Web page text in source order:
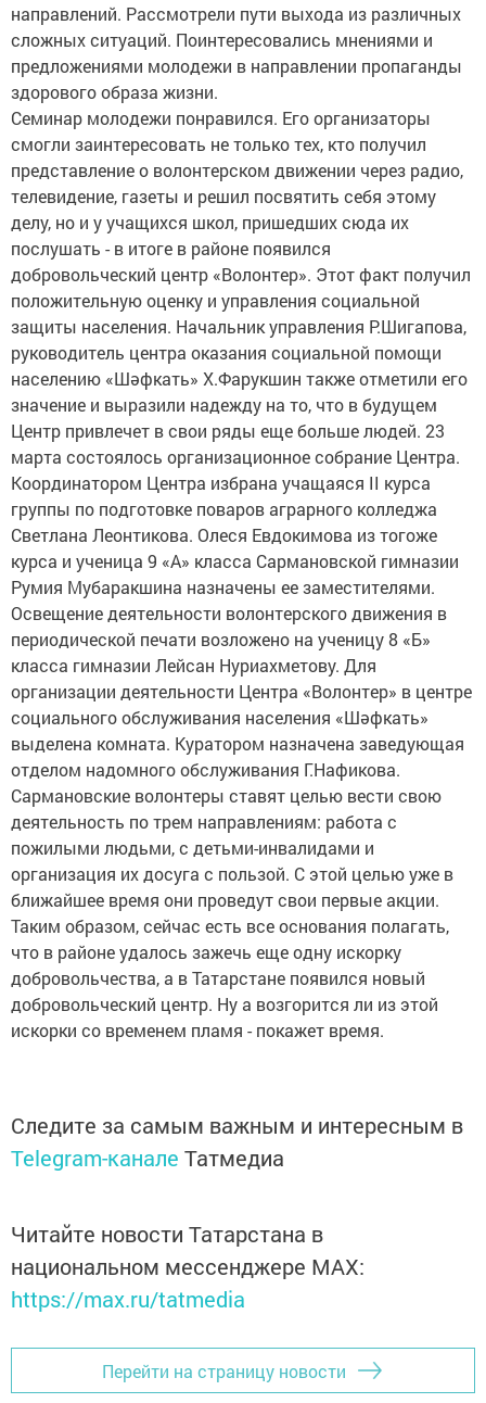
направлений. Рассмотрели пути выхода из различных
сложных ситуаций. Поинтересовались мнениями и
предложениями молодежи в направлении пропаганды
здорового образа жизни.
Семинар молодежи понравился. Его организаторы
смогли заинтересовать не только тех, кто получил
представление о волонтерском движении через радио,
телевидение, газеты и решил посвятить себя этому
делу, но и у учащихся школ, пришедших сюда их
послушать - в итоге в районе появился
добровольческий центр «Волонтер». Этот факт получил
положительную оценку и управления социальной
защиты населения. Начальник управления Р.Шигапова,
руководитель центра оказания социальной помощи
населению «Шәфкать» Х.Фарукшин также отметили его
значение и выразили надежду на то, что в будущем
Центр привлечет в свои ряды еще больше людей. 23
марта состоялось организационное собрание Центра.
Координатором Центра избрана учащаяся II курса
группы по подготовке поваров аграрного колледжа
Светлана Леонтикова. Олеся Евдокимова из тогоже
курса и ученица 9 «А» класса Сармановской гимназии
Румия Мубаракшина назначены ее заместителями.
Освещение деятельности волонтерского движения в
периодической печати возложено на ученицу 8 «Б»
класса гимназии Лейсан Нуриахметову. Для
организации деятельности Центра «Волонтер» в центре
социального обслуживания населения «Шәфкать»
выделена комната. Куратором назначена заведующая
отделом надомного обслуживания Г.Нафикова.
Сармановские волонтеры ставят целью вести свою
деятельность по трем направлениям: работа с
пожилыми людьми, с детьми-инвалидами и
организация их досуга с пользой. С этой целью уже в
ближайшее время они проведут свои первые акции.
Таким образом, сейчас есть все основания полагать,
что в районе удалось зажечь еще одну искорку
добровольчества, а в Татарстане появился новый
добровольческий центр. Ну а возгорится ли из этой
искорки со временем пламя - покажет время.
Следите за самым важным и интересным в
Telegram-канале Татмедиа
Читайте новости Татарстана в
национальном мессенджере MАХ:
https://max.ru/tatmedia
Перейти на страницу новости